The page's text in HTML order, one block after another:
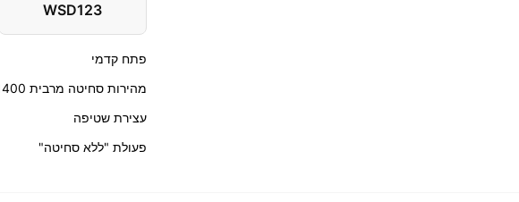
WSD123
פתח קדמי
מהירות סחיטה מרבית 1400
עצירת שטיפה
פעולת "ללא סחיטה"